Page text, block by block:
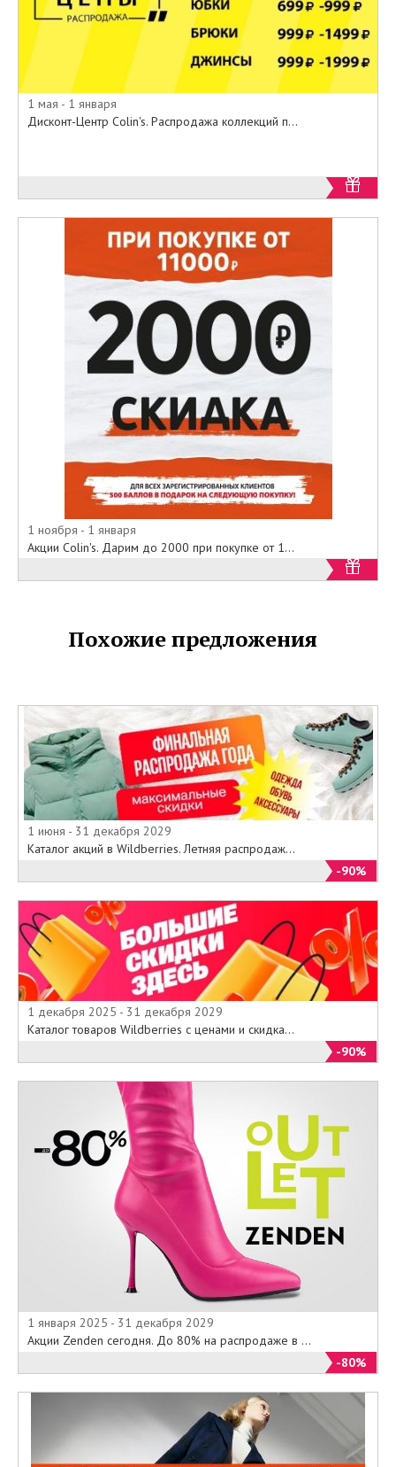
1 мая - 1 января
Дисконт-Центр Colin's. Распродажа коллекций п...
1 ноября - 1 января
Акции Colin's. Дарим до 2000 при покупке от 1...
Похожие предложения
1 июня - 31 декабря 2029
Каталог акций в Wildberries. Летняя распродаж...
-90%
1 декабря 2025 - 31 декабря 2029
Каталог товаров Wildberries с ценами и скидка...
-90%
1 января 2025 - 31 декабря 2029
Акции Zenden сегодня. До 80% на распродаже в ...
-80%